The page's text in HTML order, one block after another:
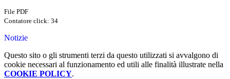
File PDF
Contatore click: 34
Notizie
Questo sito o gli strumenti terzi da questo utilizzati si avvalgono di
cookie necessari al funzionamento ed utili alle finalità illustrate nella
COOKIE POLICY.